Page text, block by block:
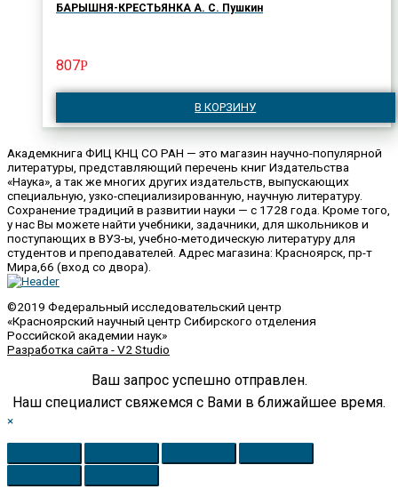
БАРЫШНЯ-КРЕСТЬЯНКА А. С. Пушкин
807Р
В КОРЗИНУ
Академкнига ФИЦ КНЦ СО РАН — это магазин научно-популярной
литературы, представляющий перечень книг Издательства
«Наука», а так же многих других издательств, выпускающих
специальную, узко-специализированную, научную литературу.
Сохранение традиций в развитии науки — с 1728 года. Кроме того,
у нас Вы можете найти учебники, задачники, для школьников и
поступающих в ВУЗ-ы, учебно-методическую литературу для
студентов и преподавателей. Адрес магазина: Красноярск, пр-т
Мира,66 (вход со двора).
©2019 Федеральный исследовательский центр
«Красноярский научный центр Сибирского отделения
Российской академии наук»
Разработка сайта - V2 Studio
Ваш запрос успешно отправлен.
Наш специалист свяжемся с Вами в ближайшее время.
×